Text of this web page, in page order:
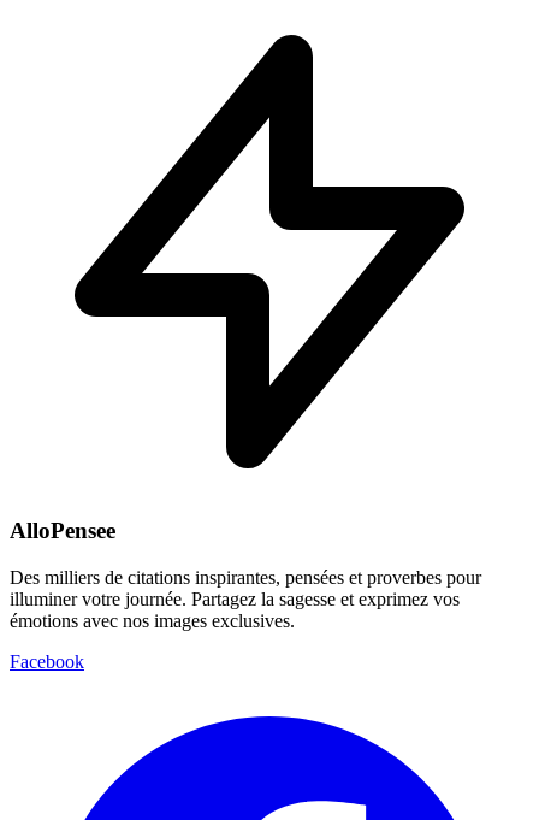
AlloPensee
Des milliers de citations inspirantes, pensées et proverbes pour
illuminer votre journée. Partagez la sagesse et exprimez vos
émotions avec nos images exclusives.
Facebook